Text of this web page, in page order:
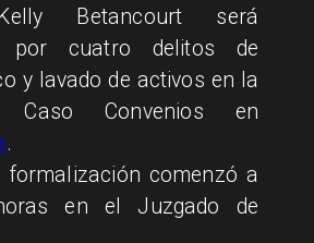
Betancourt será
por cuatro delitos de
y lavado de activos en la
Convenios en
.
formalización comenzó a
en el Juzgado de